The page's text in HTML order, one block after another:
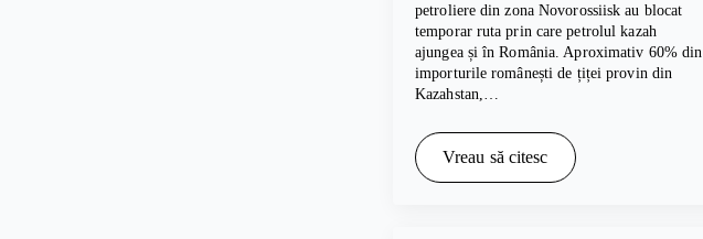
petroliere din zona Novorossiisk au blocat
temporar ruta prin care petrolul kazah
ajungea și în România. Aproximativ 60% din
importurile românești de țiței provin din
Kazahstan,…
Vreau să citesc